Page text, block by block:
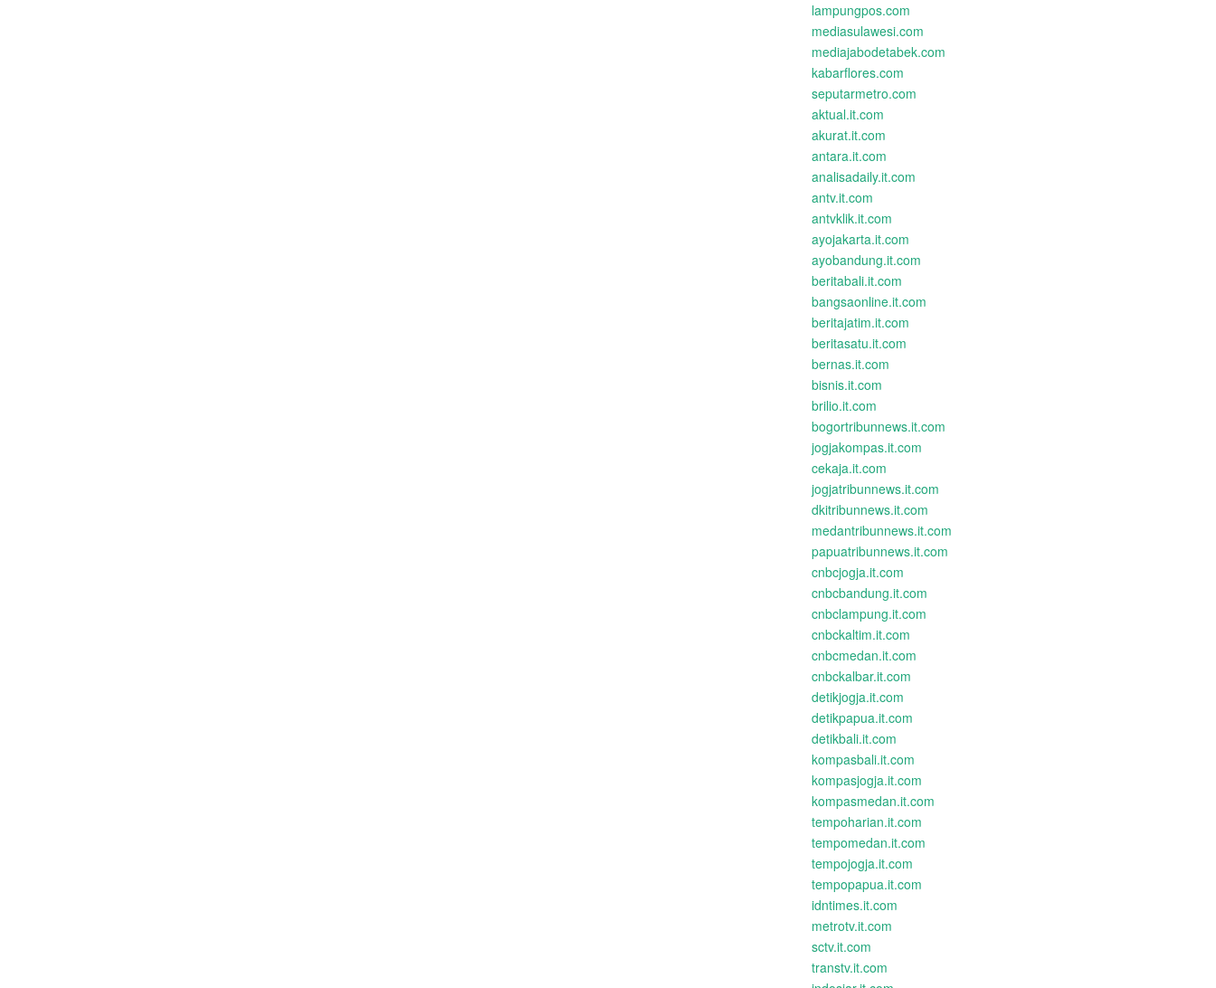
lampungpos.com
mediasulawesi.com
mediajabodetabek.com
kabarflores.com
seputarmetro.com
aktual.it.com
akurat.it.com
antara.it.com
analisadaily.it.com
antv.it.com
antvklik.it.com
ayojakarta.it.com
ayobandung.it.com
beritabali.it.com
bangsaonline.it.com
beritajatim.it.com
beritasatu.it.com
bernas.it.com
bisnis.it.com
brilio.it.com
bogortribunnews.it.com
jogjakompas.it.com
cekaja.it.com
jogjatribunnews.it.com
dkitribunnews.it.com
medantribunnews.it.com
papuatribunnews.it.com
cnbcjogja.it.com
cnbcbandung.it.com
cnbclampung.it.com
cnbckaltim.it.com
cnbcmedan.it.com
cnbckalbar.it.com
detikjogja.it.com
detikpapua.it.com
detikbali.it.com
kompasbali.it.com
kompasjogja.it.com
kompasmedan.it.com
tempoharian.it.com
tempomedan.it.com
tempojogja.it.com
tempopapua.it.com
idntimes.it.com
metrotv.it.com
sctv.it.com
transtv.it.com